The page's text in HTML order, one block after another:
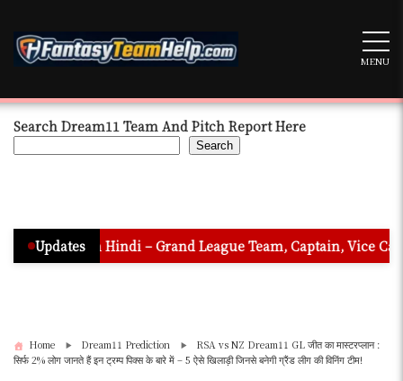
content
MENU
Search Dream11 Team And Pitch Report Here
Search
Updates
In Hindi – Grand League Team, Captain, Vice Captain &
Home Dream11 Prediction
RSA vs NZ Dream11 GL जीत का मास्टरप्लान :
सिर्फ 2% लोग जानते हैं इन ट्रम्प पिक्स के बारे में – 5 ऐसे खिलाड़ी जिनसे बनेगी ग्रैंड लीग की विनिंग टीम!